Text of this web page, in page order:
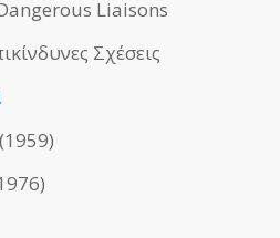
Liaisons
Σχέσεις